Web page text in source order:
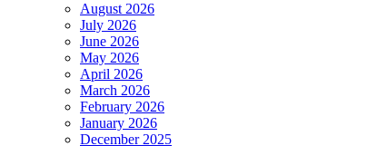
August 2026
July 2026
June 2026
May 2026
April 2026
March 2026
February 2026
January 2026
December 2025